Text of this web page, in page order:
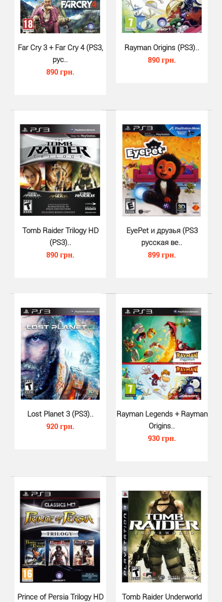
Dragon Age Inquisition (PS3)..
670 грн.
Rayman Legends (PS3, русская ве..
680 грн.
Rayman Legends — аркадный платформер,
разработанный студией Ubisoft Montpellier. Rayman
Legends расс..
LEGO Movie The Videogame (PS3, ..
Far Cry 3 + Far Cry 4 (PS3,
рус..
890 грн.
Rayman Origins (PS3)..
890 грн.
Tomb Raider Trilogy HD
(PS3)..
890 грн.
EyePet и друзья (PS3
русская ве..
899 грн.
Lost Planet 3 (PS3)..
920 грн.
Rayman Legends + Rayman
Origins..
930 грн.
Prince of Persia Trilogy HD
Tomb Raider Underworld